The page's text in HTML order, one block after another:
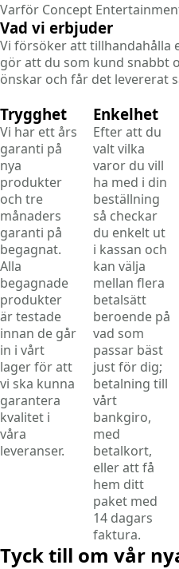
Varför Concept
Vad vi erbjuder
Vi försöker att tillhandahålla
gör att du som kund snabbt
önskar och får det levererat
Trygghet
Vi har ett års
garanti på
nya
produkter
och tre
månaders
garanti på
begagnat.
Alla
begagnade
produkter
är testade
innan de går
in i vårt
lager för att
vi ska kunna
garantera
kvalitet i
våra
leveranser.
Enkelhet
Efter att du
valt vilka
varor du vill
ha med i din
beställning
så checkar
du enkelt ut
i kassan och
kan välja
mellan flera
betalsätt
beroende på
vad som
passar bäst
just för dig;
betalning till
vårt
bankgiro,
med
betalkort,
eller att få
hem ditt
paket med
14 dagars
faktura.
Tyck till om vår